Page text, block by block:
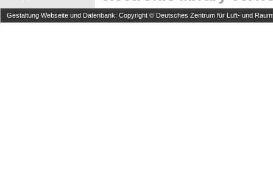
Gestaltung Webseite und Datenbank: Copyright © Deutsches Zentrum für Luft- und